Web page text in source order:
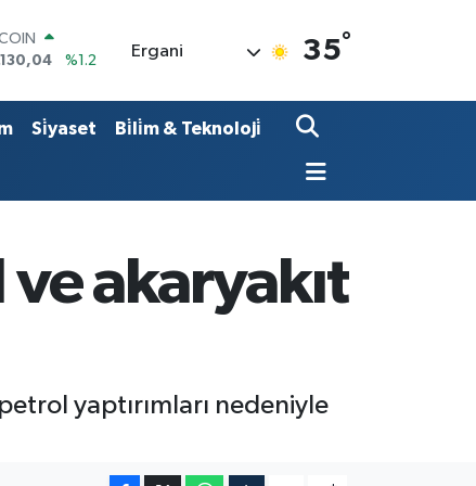
%1.2
%0.17
%-19
Ergani 35°
Si̇yaset Bi̇li̇m & Teknoloji̇
akaryakıt
yaptırımları nedeniyle